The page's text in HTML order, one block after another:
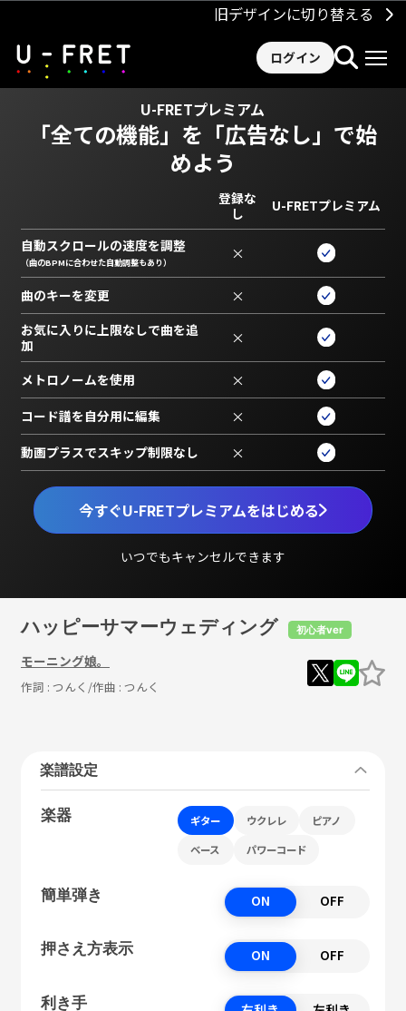
旧デザインに切り替える
ログイン
U-FRETプレミアム
「全ての機能」を 「広告なし」で始
めよう
今すぐU-FRETプレミアムをはじめる
いつでもキャンセルできます
登録な
し
U-FRETプレミアム
自動スクロールの速度を調整
（曲のBPMに合わせた自動調整もあり） ×
曲のキーを変更 ×
お気に入りに上限なしで曲を追
加
×
メトロノームを使用 ×
コード譜を自分用に編集 ×
動画プラスでスキップ制限なし ×
ハッピーサマーウェディング 初心者ver
モーニング娘。
作詞 : つんく /作曲 : つんく
楽譜設定
楽器 ギター ウクレレ ピアノ
ベース パワーコード
簡単弾き ON OFF
押さえ方表示 ON OFF
利き手